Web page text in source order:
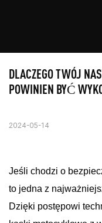
DLACZEGO TWÓJ
POWINIEN BYĆ
2024-05-14
Jeśli chodzi o
to jedna z
Dzięki postępowi